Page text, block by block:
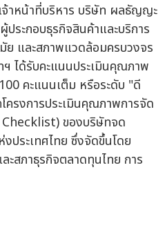
จ้าหน้าที่บริหาร บริษัท ผลธัญญะ
ระกอบธุรกิจสินค้าและบริการ
ย และสภาพแวดล้อมครบวงจร
ฯ ได้รับคะแนนประเมินคุณภาพ
คะแนนเต็ม หรือระดับ "ดี
ครงการประเมินคุณภาพการจัด
ของบริษัทจด
ประเทศไทย ซึ่งจัดขึ้นโดย
สภาธุรกิจตลาดทุนไทย การ